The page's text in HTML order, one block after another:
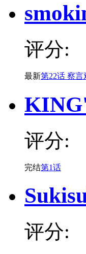
评分:
最新第22话 察言
评分:
完结第1话
评分: